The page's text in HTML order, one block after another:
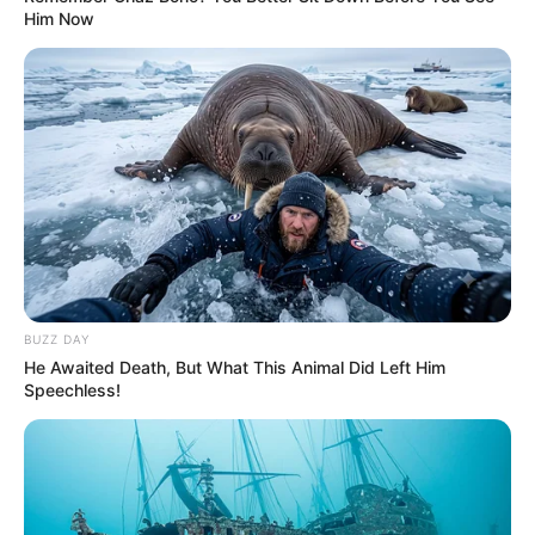
Martin Lutherdie Bibel studierte.
Stadtmuseum Erfurt
Anschauliche Ausstellung zur Geschichte
der Stadt Erfurt, von der Steinzeit bis zur
Gegenwart, in einem attraktiven Haus der
Spätrenaissance.
Neue Mühle in Erfurt
Mühlenmuseum mit interessanten
funktionstüchtigen Mühle der Stadt.
Erfurter Angermuseum
Eine Kunstsammlung im ältesten Museum
der Stadt mit Exponaten vom Mittelalter bis
Him Now
BUZZ DAY
He Awaited Death, But What This Animal Did Left Him
Speechless!